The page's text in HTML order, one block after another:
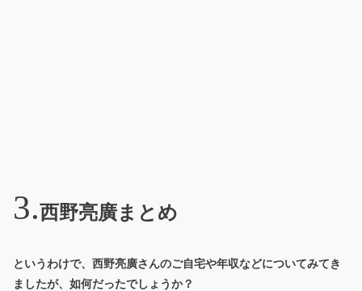
西野亮廣まとめ
というわけで、西野亮廣さんのご自宅や年収などについてみてき
ましたが、如何だったでしょうか？